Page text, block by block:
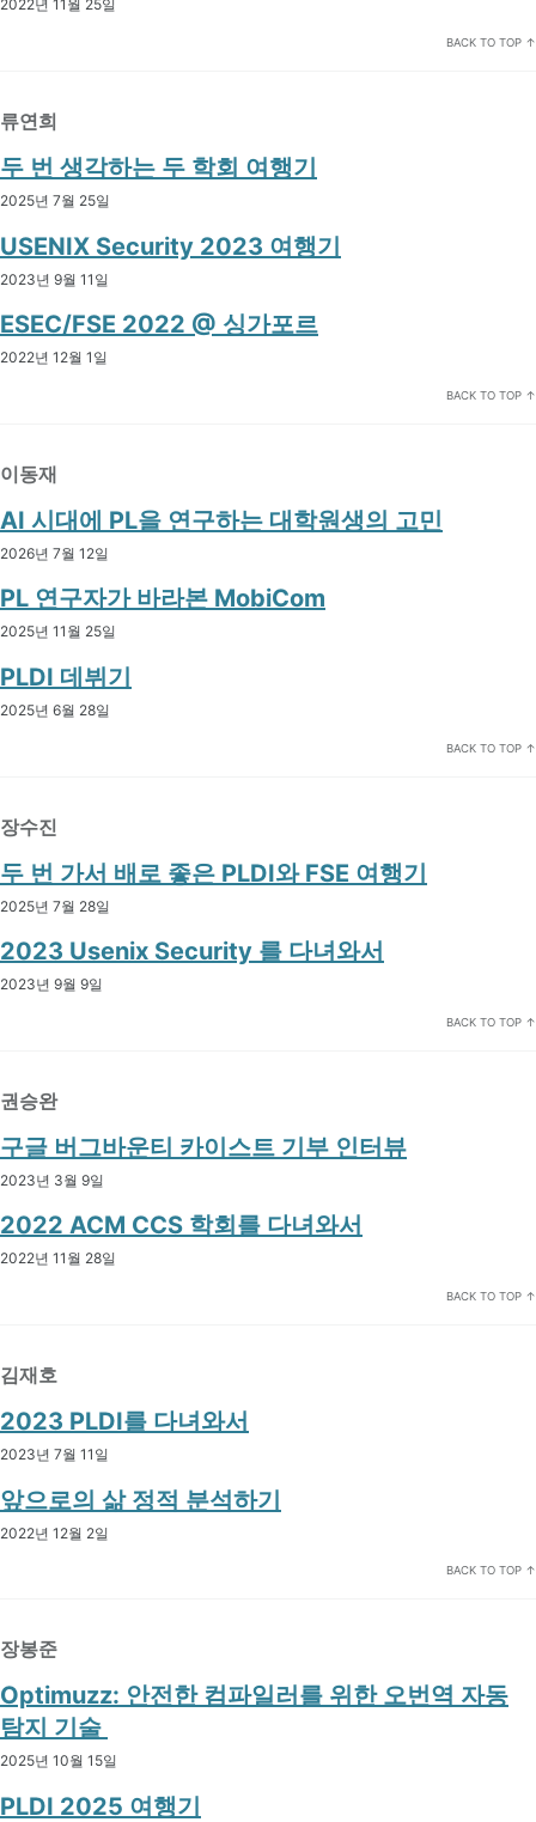
2022년 11월 25일
BACK TO TOP ↑
류연희
두 번 생각하는 두 학회 여행기
2025년 7월 25일
USENIX Security 2023 여행기
2023년 9월 11일
ESEC/FSE 2022 @ 싱가포르
2022년 12월 1일
BACK TO TOP ↑
이동재
AI 시대에 PL을 연구하는 대학원생의 고민
2026년 7월 12일
PL 연구자가 바라본 MobiCom
2025년 11월 25일
PLDI 데뷔기
2025년 6월 28일
BACK TO TOP ↑
장수진
두 번 가서 배로 좋은 PLDI와 FSE 여행기
2025년 7월 28일
2023 Usenix Security 를 다녀와서
2023년 9월 9일
BACK TO TOP ↑
권승완
구글 버그바운티 카이스트 기부 인터뷰
2023년 3월 9일
2022 ACM CCS 학회를 다녀와서
2022년 11월 28일
BACK TO TOP ↑
김재호
2023 PLDI를 다녀와서
2023년 7월 11일
앞으로의 삶 정적 분석하기
2022년 12월 2일
BACK TO TOP ↑
장봉준
Optimuzz: 안전한 컴파일러를 위한 오번역 자동
탐지 기술
2025년 10월 15일
PLDI 2025 여행기